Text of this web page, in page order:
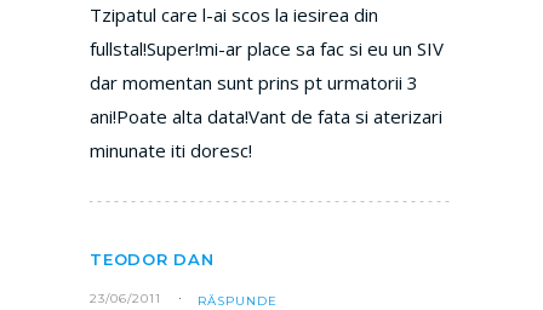
Tzipatul care l-ai scos la iesirea din
fullstal!Super!mi-ar place sa fac si eu un SIV
dar momentan sunt prins pt urmatorii 3
ani!Poate alta data!Vant de fata si aterizari
minunate iti doresc!
TEODOR DAN
23/06/2011 RĂSPUNDE